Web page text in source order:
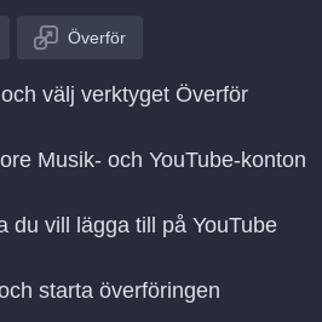
Överför
välj verktyget Överför
Musik- och YouTube-konton
du vill lägga till på YouTube
starta överföringen